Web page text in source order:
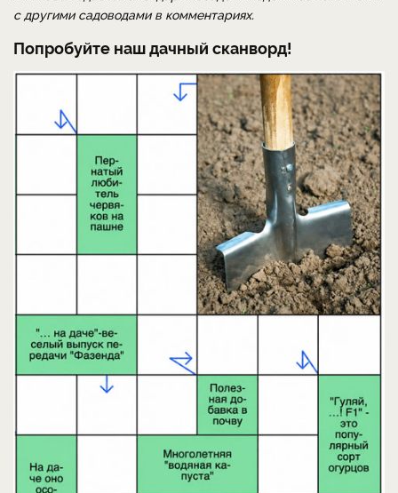
с другими садоводами в комментариях.
Попробуйте наш дачный сканворд!